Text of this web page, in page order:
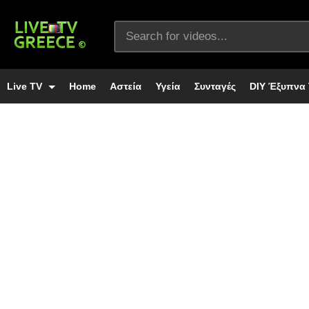
Live TV Home Αστεία Υγεία Συνταγές DIY Έξυπνα